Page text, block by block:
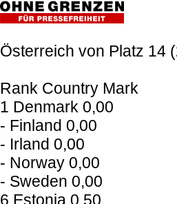
Österreich von Platz 14
Rank Country Mark
1 Denmark 0,00
- Finland 0,00
- Irland 0,00
- Norway 0,00
- Sweden 0,00
6 Estonia 0,50